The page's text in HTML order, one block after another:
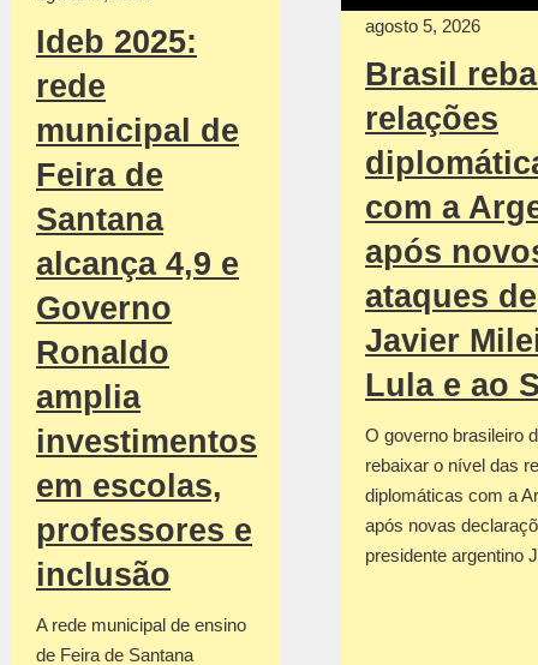
Ideb 2025:
rede
municipal de
Feira de
Santana
alcança 4,9 e
Governo
Ronaldo
amplia
investimentos
em escolas,
professores e
inclusão
A rede municipal de ensino
de Feira de Santana
agosto 5, 2026
Brasil
relações
com a
após
ataques de
Javier
Lula e ao
O governo brasileiro
rebaixar o nível das
diplomáticas com a
após novas
presidente argentino